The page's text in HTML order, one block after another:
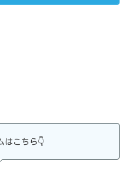
はこちら👇